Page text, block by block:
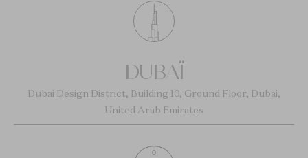
DUBAÏ
Dubai Design District, Building 10, Ground Floor, Dubai,
United Arab Emirates